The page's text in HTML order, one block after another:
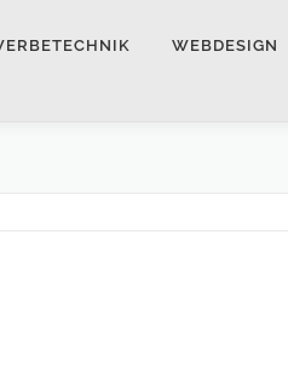
WEBDESIGN